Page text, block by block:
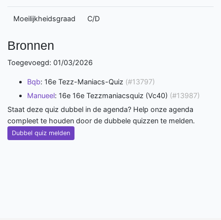
Moeilijkheidsgraad C/D
Bronnen
Toegevoegd: 01/03/2026
Bqb: 16e Tezz-Maniacs-Quiz (#13797)
Manueel: 16e 16e Tezzmaniacsquiz (Vc40) (#13987)
Staat deze quiz dubbel in de agenda? Help onze agenda
compleet te houden door de dubbele quizzen te melden.
Dubbel quiz melden